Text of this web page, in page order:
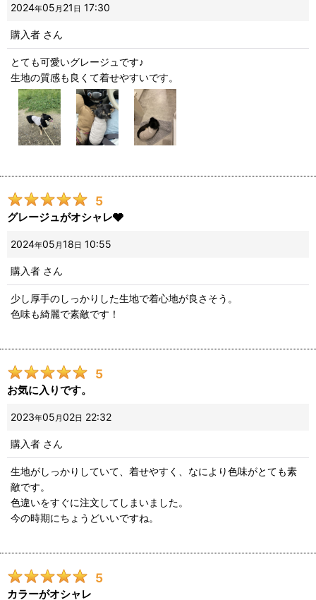
2024年05 月 21 日 17:30
購入者 さん
とても可愛いグレージュです♪
生地の質感も良くて着せやすいです。
5
グレージュがオシャレ🩶
2024年05 月18日 10:55
購入者 さん
少し厚手のしっかりした生地で着心地が良さそう。
色味も綺麗で素敵です！
5
お気に入りです。
2023年05 月02日 22:32
購入者 さん
生地がしっかりしていて、着せやすく、なにより色味がとても素
敵です。
色違いをすぐに注文してしまいました。
今の時期にちょうどいいですね。
5
カラーがオシャレ